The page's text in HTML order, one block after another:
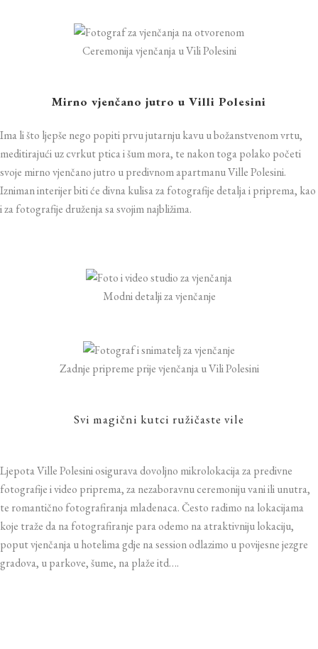
Ceremonija vjenčanja u Vili Polesini
Mirno vjenčano jutro u Villi Polesini
Ima li što ljepše nego popiti prvu jutarnju kavu u božanstvenom vrtu,
meditirajući uz cvrkut ptica i šum mora, te nakon toga polako početi
svoje mirno vjenčano jutro u predivnom apartmanu Ville Polesini.
Izniman interijer biti će divna kulisa za fotografije detalja i priprema, kao
i za fotografije druženja sa svojim najbližima.
Modni detalji za vjenčanje
Zadnje pripreme prije vjenčanja u Vili Polesini
Svi magični kutci ružičaste vile
Ljepota Ville Polesini osigurava dovoljno mikrolokacija za predivne
fotografije i video priprema, za nezaboravnu ceremoniju vani ili unutra,
te romantično fotografiranja mladenaca. Često radimo na lokacijama
koje traže da na fotografiranje para odemo na atraktivniju lokaciju,
poput vjenčanja u hotelima gdje na session odlazimo u povijesne jezgre
gradova, u parkove, šume, na plaže itd….